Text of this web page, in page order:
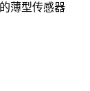
薄型传感器